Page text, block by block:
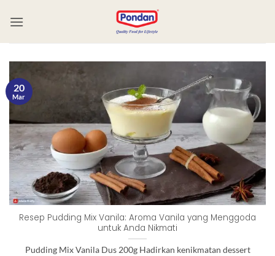
Resep Pudding Mix Vanila: Aroma Vanila yang Menggoda
untuk Anda Nikmati
Pudding Mix Vanila Dus 200g Hadirkan kenikmatan dessert
20
Mar